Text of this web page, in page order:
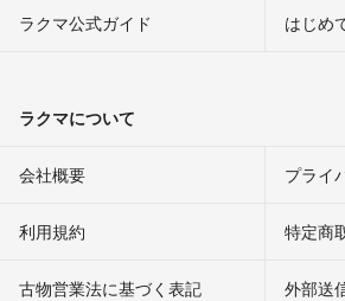
ラクマ公式ガイド はじめ
ラクマについて
会社概要 プライ
利用規約 特定商
古物営業法に基づく表記 外部送